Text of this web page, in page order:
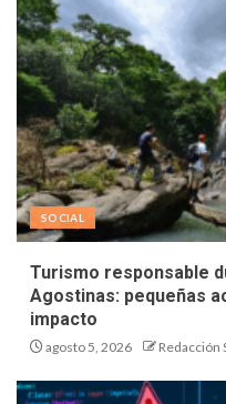
SOCIAL
Turismo responsable
Agostinas: pequeñas
impacto
agosto 5, 2026 Redacción